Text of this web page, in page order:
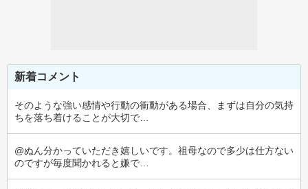
新着コメント
そのような強い感情や行動の衝動がある場合、まずは自分の気持
ちを落ち着けることが大切で…
@ぬん分かっていただき嬉しいです。祖母なので多少は仕方ない
のですが毎度聞かれると嫌で…